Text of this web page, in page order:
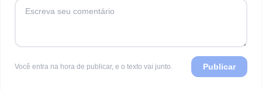
Você entra na hora de publicar, e o texto vai junto. Publicar